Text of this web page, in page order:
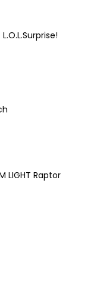
L.O.L.Surprise!
LIGHT Raptor